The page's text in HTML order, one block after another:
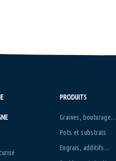
PRODUITS
Graines, bouturage...
Pots et substrats
Engrais, additifs…